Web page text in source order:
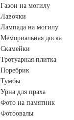
Газон на могилу
Лавочки
Лампада на могилу
Мемориальная доска
Скамейки
Тротуарная плитка
Поребрик
Тумбы
Урна для праха
Фото на памятник
Фотоовалы